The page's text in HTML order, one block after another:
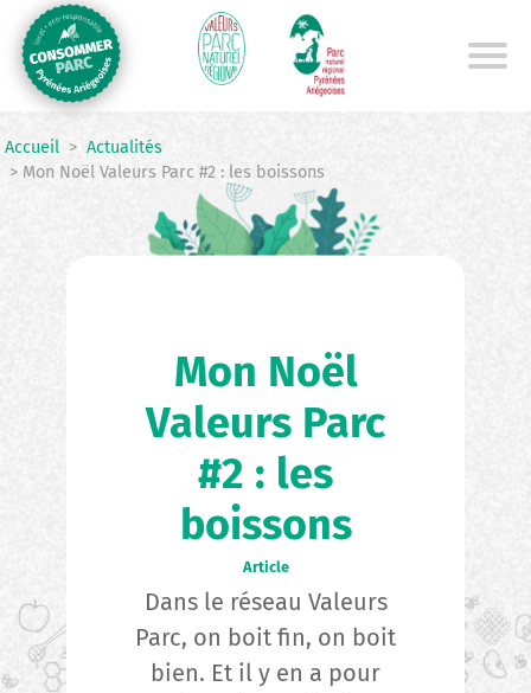
contenu
principal
Accueil > Actualités
> Mon Noël Valeurs Parc #2 : les boissons
Mon Noël
Valeurs Parc
#2 : les
boissons
Article
Dans le réseau Valeurs
Parc, on boit fin, on boit
bien. Et il y en a pour